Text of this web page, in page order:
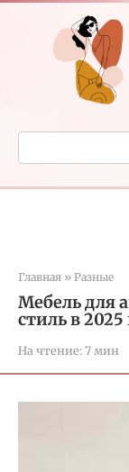
Перейти
контенту
Поиск:
Главная » Разные
Мебель для
стиль в 2025
На чтение:7 мин